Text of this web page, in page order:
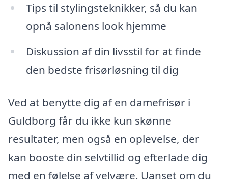
Tips til stylingsteknikker, så du kan
opnå salonens look hjemme
Diskussion af din livsstil for at finde
den bedste frisørløsning til dig
Ved at benytte dig af en damefrisør i
Guldborg får du ikke kun skønne
resultater, men også en oplevelse, der
kan booste din selvtillid og efterlade dig
med en følelse af velvære. Uanset om du